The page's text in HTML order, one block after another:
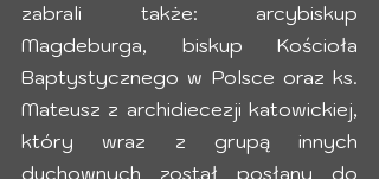
zabrali także: arcybiskup
Magdeburga, biskup Kościoła
Baptystycznego w Polsce oraz ks.
Mateusz z archidiecezji katowickiej,
który wraz z grupą innych
duchownych został posłany do